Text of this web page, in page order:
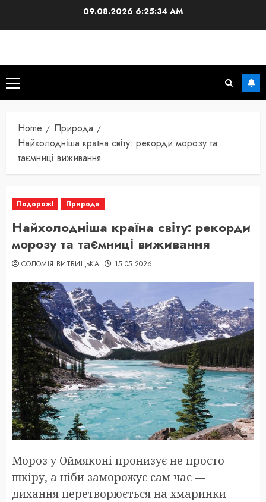
09.08.2026 6:25:35 AM
Primary
Menu
Home
Природа
Найхолодніша країна світу: рекорди морозу та
таємниці виживання
Подорожі Природа
Найхолодніша країна світу: рекорди
морозу та таємниці виживання
СОЛОМІЯ ВИТВИЦЬКА 15.05.2026
Мороз у Оймяконі пронизує не просто
шкіру, а ніби заморожує сам час —
дихання перетворюється на хмаринки